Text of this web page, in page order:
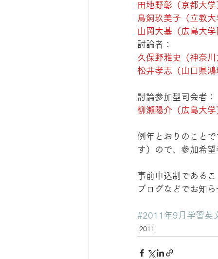
田地野彰（京都大学
鳥飼玖美子（立教大
山岡大基（広島大
討論者：
久保野雅史（神奈
松井孝志（山口県
討論参加型司会者：
柳瀬陽介（広島大学
例年とおりのこと
す）ので、参加希
事前申込制である
ブログなどでお知
#2011年9月学習英
2011